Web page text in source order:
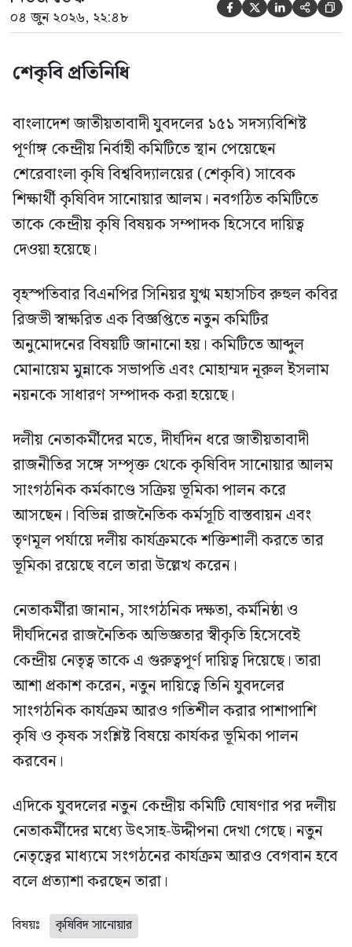
০৪ জুন ২০২৬, ২২:৪৮     
শেকৃবি প্রতিনিধি
বাংলাদেশ জাতীয়তাবাদী যুবদলের ১৫১ সদস্যবিশিষ্ট
পূর্ণাঙ্গ কেন্দ্রীয় নির্বাহী কমিটিতে স্থান পেয়েছেন
শেরেবাংলা কৃষি বিশ্ববিদ্যালয়ের (শেকৃবি) সাবেক
শিক্ষার্থী কৃষিবিদ সানোয়ার আলম। নবগঠিত কমিটিতে
তাকে কেন্দ্রীয় কৃষি বিষয়ক সম্পাদক হিসেবে দায়িত্ব
দেওয়া হয়েছে।
বৃহস্পতিবার বিএনপির সিনিয়র যুগ্ম মহাসচিব রুহুল কবির
রিজভী স্বাক্ষরিত এক বিজ্ঞপ্তিতে নতুন কমিটির
অনুমোদনের বিষয়টি জানানো হয়। কমিটিতে আব্দুল
মোনায়েম মুন্নাকে সভাপতি এবং মোহাম্মদ নূরুল ইসলাম
নয়নকে সাধারণ সম্পাদক করা হয়েছে।
দলীয় নেতাকর্মীদের মতে, দীর্ঘদিন ধরে জাতীয়তাবাদী
রাজনীতির সঙ্গে সম্পৃক্ত থেকে কৃষিবিদ সানোয়ার আলম
সাংগঠনিক কর্মকাণ্ডে সক্রিয় ভূমিকা পালন করে
আসছেন। বিভিন্ন রাজনৈতিক কর্মসূচি বাস্তবায়ন এবং
তৃণমূল পর্যায়ে দলীয় কার্যক্রমকে শক্তিশালী করতে তার
ভূমিকা রয়েছে বলে তারা উল্লেখ করেন।
নেতাকর্মীরা জানান, সাংগঠনিক দক্ষতা, কর্মনিষ্ঠা ও
দীর্ঘদিনের রাজনৈতিক অভিজ্ঞতার স্বীকৃতি হিসেবেই
কেন্দ্রীয় নেতৃত্ব তাকে এ গুরুত্বপূর্ণ দায়িত্ব দিয়েছে। তারা
আশা প্রকাশ করেন, নতুন দায়িত্বে তিনি যুবদলের
সাংগঠনিক কার্যক্রম আরও গতিশীল করার পাশাপাশি
কৃষি ও কৃষক সংশ্লিষ্ট বিষয়ে কার্যকর ভূমিকা পালন
করবেন।
এদিকে যুবদলের নতুন কেন্দ্রীয় কমিটি ঘোষণার পর দলীয়
নেতাকর্মীদের মধ্যে উৎসাহ-উদ্দীপনা দেখা গেছে। নতুন
নেতৃত্বের মাধ্যমে সংগঠনের কার্যক্রম আরও বেগবান হবে
বলে প্রত্যাশা করছেন তারা।
বিষয়ঃ কৃষিবিদ সানোয়ার